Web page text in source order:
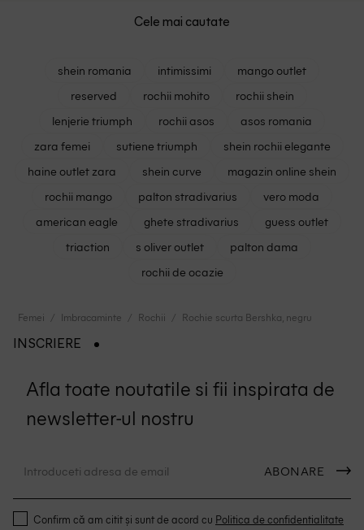
Cele mai cautate
shein romania intimissimi
mango outlet
reserved
rochii mohito
rochii shein
lenjerie triumph
rochii asos
asos romania
zara femei
sutiene triumph
shein rochii elegante
haine outlet zara
shein curve
magazin online shein
rochii mango
palton stradivarius
vero moda
american eagle
ghete stradivarius
guess outlet
triaction
s oliver outlet
palton dama
rochii de ocazie
Femei Imbracaminte Rochii Rochie scurta Bershka, negru
INSCRIERE
Afla toate noutatile si fii inspirata de
newsletter-ul nostru
ABONARE
Confirm că am citit și sunt de acord cu Politica de confidentialitate